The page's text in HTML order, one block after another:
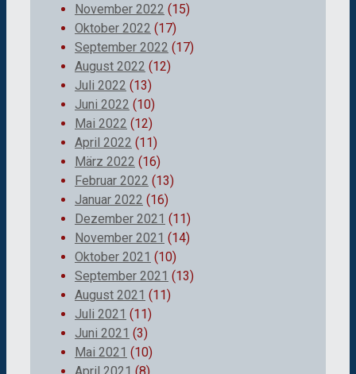
November 2022 (15)
Oktober 2022 (17)
September 2022 (17)
August 2022 (12)
Juli 2022 (13)
Juni 2022 (10)
Mai 2022 (12)
April 2022 (11)
März 2022 (16)
Februar 2022 (13)
Januar 2022 (16)
Dezember 2021 (11)
November 2021 (14)
Oktober 2021 (10)
September 2021 (13)
August 2021 (11)
Juli 2021 (11)
Juni 2021 (3)
Mai 2021 (10)
April 2021 (8)